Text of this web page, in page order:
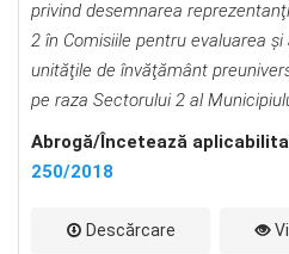
privind desemnarea
2 în Comisiile pentru evaluarea
unităţile de învăţământ
pe raza Sectorului 2 al
Abrogă/Încetează
250/2018
Descărcare